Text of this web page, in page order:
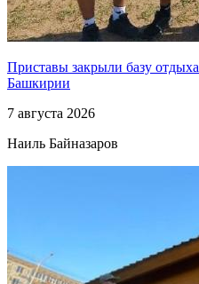
Приставы закрыли базу
Башкирии
7 августа 2026
Наиль Байназаров